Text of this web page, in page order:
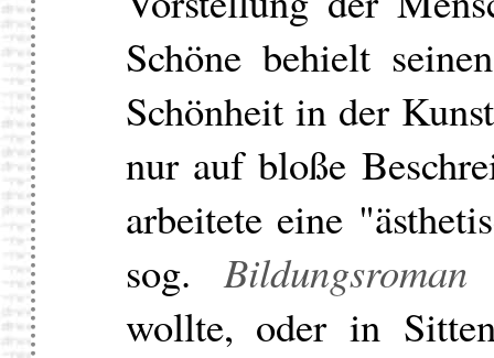
Schöne behielt
Schönheit in der
nur auf bloße
arbeitete eine
sog. Bildungsroman
wollte, oder in